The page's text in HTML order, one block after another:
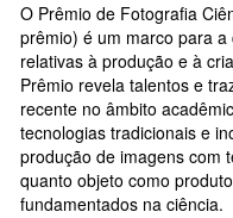
O Prêmio de Fotografia
prêmio) é um marco para
relativas à produção e à
Prêmio revela talentos e
recente no âmbito
tecnologias tradicionais e
produção de imagens com
quanto objeto como
fundamentados na ciência.